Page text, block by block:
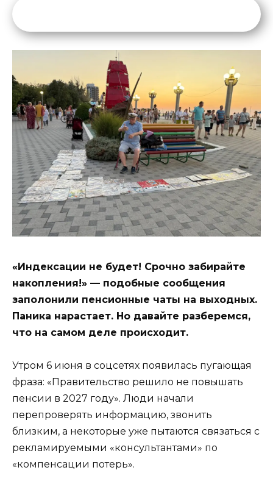
«Индексации не будет! Срочно забирайте
накопления!» — подобные сообщения
заполонили пенсионные чаты на выходных.
Паника нарастает. Но давайте разберемся,
что на самом деле происходит.
Утром 6 июня в соцсетях появилась пугающая
фраза: «Правительство решило не повышать
пенсии в 2027 году». Люди начали
перепроверять информацию, звонить
близким, а некоторые уже пытаются связаться с
рекламируемыми «консультантами» по
«компенсации потерь».